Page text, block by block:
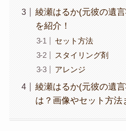
綾瀬はるか(元彼の遺
を紹介！
セット方法
スタイリング剤
アレンジ
綾瀬はるか(元彼の遺
は？画像やセット方法